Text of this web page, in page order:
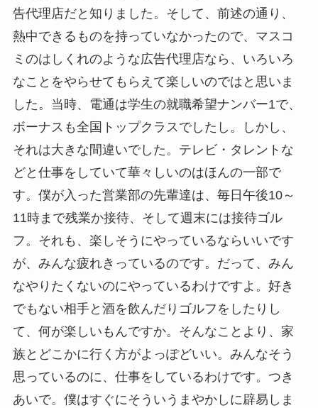
告代理店だと知りました。そして、前述の通り、
熱中できるものを持っていなかったので、マスコ
ミのはしくれのような広告代理店なら、いろいろ
なことをやらせてもらえて楽しいのではと思いま
した。当時、電通は学生の就職希望ナンバー1で、
ボーナスも全国トップクラスでしたし。しかし、
それは大きな間違いでした。テレビ・タレントな
どと仕事をしていて華々しいのはほんの一部で
す。僕が入った営業部の先輩達は、毎日午後10～
11時まで残業か接待、そして週末には接待ゴル
フ。それも、楽しそうにやっているならいいです
が、みんな疲れきっているのです。だって、みん
なやりたくないのにやっているわけですよ。好き
でもない相手と酒を飲んだりゴルフをしたりし
て、何が楽しいもんですか。そんなことより、家
族とどこかに行く方がよっぽどいい。みんなそう
思っているのに、仕事をしているわけです。つき
あいで。僕はすぐにそういうまやかしに辟易しま